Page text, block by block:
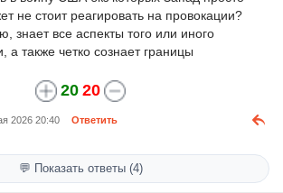
не стоит реагировать на провокации?
знает все аспекты того или иного
а также четко сознает границы
20 20
2026 20:40 Ответить
💬 Показать ответы (4)